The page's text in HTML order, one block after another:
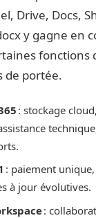
Drive, Docs,
y gagne en
fonctions
de portée.
: stockage
: paiement
à jour évolutives.
: